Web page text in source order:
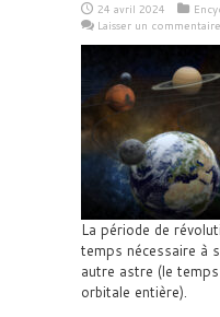
24 avril 2024
Laisser un commentaire
La période de
temps nécessaire à
autre astre (le
orbitale entière).